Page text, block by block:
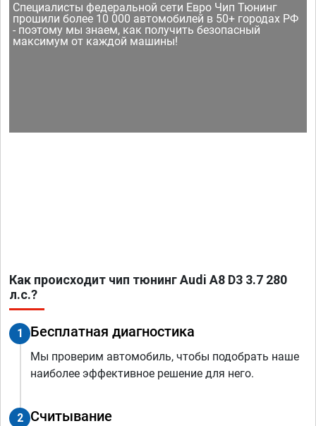
Специалисты федеральной сети Евро Чип Тюнинг
прошили более 10 000 автомобилей в 50+ городах РФ
- поэтому мы знаем, как получить безопасный
максимум от каждой машины!
Как происходит чип тюнинг Audi A8 D3 3.7 280
л.с.?
1 Бесплатная диагностика
Мы проверим автомобиль, чтобы подобрать наше
наиболее эффективное решение для него.
2 Считывание